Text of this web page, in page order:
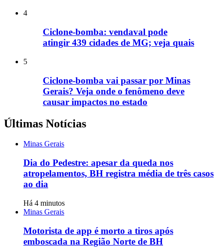
4
Ciclone-bomba: vendaval pode
atingir 439 cidades de MG; veja quais
5
Ciclone-bomba vai passar por Minas
Gerais? Veja onde o fenômeno deve
causar impactos no estado
Últimas Notícias
Minas Gerais
Dia do Pedestre: apesar da queda nos
atropelamentos, BH registra média de três casos
ao dia
Há 4 minutos
Minas Gerais
Motorista de app é morto a tiros após
emboscada na Região Norte de BH